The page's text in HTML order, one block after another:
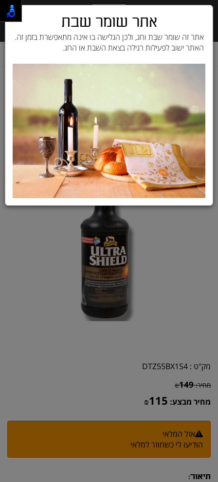
אולטרה שילד תרסיס 473 מ"ל
מק"ט : DTZ55BX1S4
מחיר: ₪149
מחיר מבצע: ₪115
אזל המלאי
הודיעו לי כשחוזר למלאי
תיאור:
אתר שומר שבת
אתר זה שומר שבת וחג, ולכן הגלישה בו אינה מתאפשרת בזמן זה.
האתר ישוב לפעילות רגילה בצאת השבת או החג.